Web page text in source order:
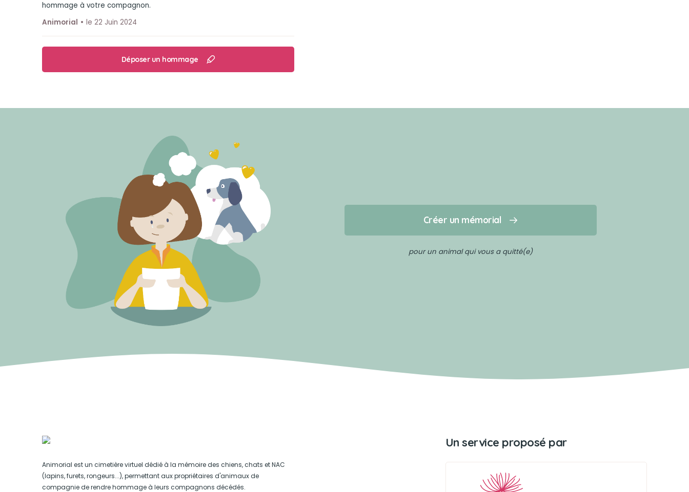
hommage à votre compagnon.
Animorial
le 22 Juin 2024
Déposer un hommage
Créer un mémorial
pour un animal qui vous a quitté(e)
Animorial est un cimetière virtuel dédié à la mémoire des chiens, chats et NAC
(lapins, furets, rongeurs...), permettant aux propriétaires d'animaux de
compagnie de rendre hommage à leurs compagnons décédés.
Un service proposé par